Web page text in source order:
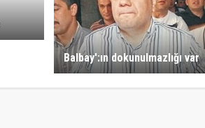
Balbay':ın dokunulmazlığı var